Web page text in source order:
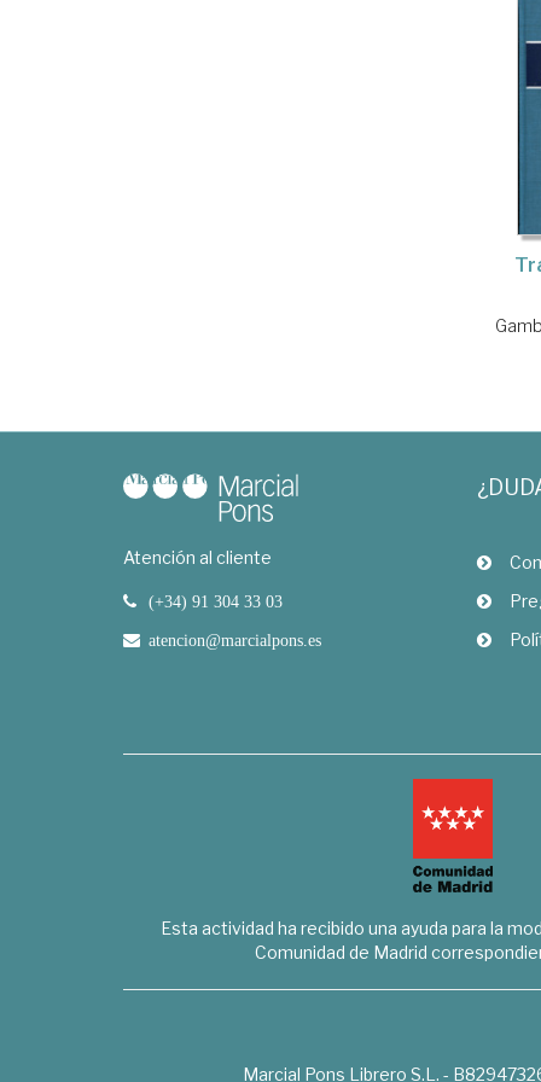
Atención al cliente
(+34) 91 304 33 03
atencion@marcialpons.es
Esta actividad ha recibido una ayuda para la
Comunidad de Madrid
Marcial Pons Librero S.L. -